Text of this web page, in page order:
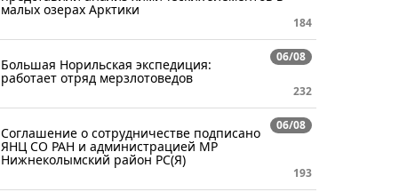
малых озерах Арктики
184
06/08
Большая Норильская экспедиция:
работает отряд мерзлотоведов
232
06/08
Соглашение о сотрудничестве подписано
ЯНЦ СО РАН и администрацией МР
Нижнеколымский район РС(Я)
193